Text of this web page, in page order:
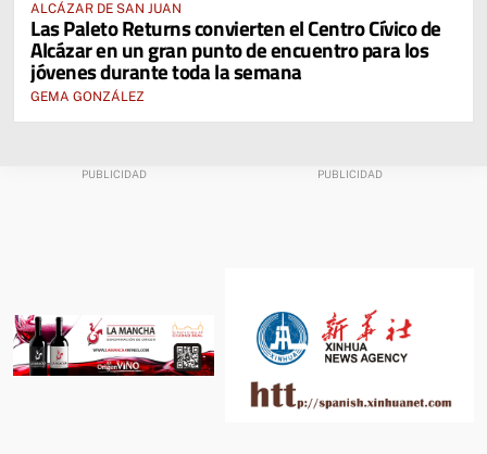
ALCÁZAR DE SAN JUAN
Las Paleto Returns convierten el Centro Cívico de
Alcázar en un gran punto de encuentro para los
jóvenes durante toda la semana
GEMA GONZÁLEZ